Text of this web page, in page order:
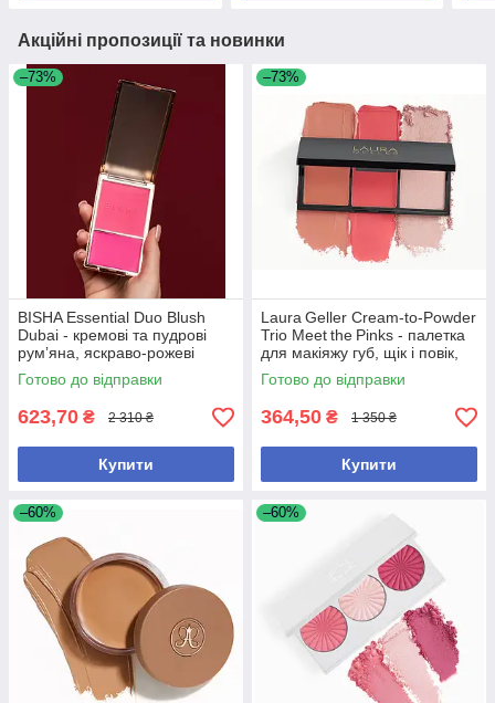
Акційні пропозиції та новинки
–73%
BISHA Essential Duo Blush
Dubai - кремові та пудрові
румʼяна, яскраво-рожеві
Готово до відправки
623,70 ₴ 2 310 ₴
Купити
–73%
Laura Geller Cream‑to‑Powder
Trio Meet the Pinks - палетка
для макіяжу губ, щік і повік,
6 г
Готово до відправки
364,50 ₴ 1 350 ₴
Купити
–60% –60%